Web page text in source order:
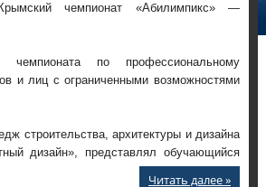
чемпионат «Абилимпикc» —
по профессиональному
и лиц с ограниченными возможностями
архитектуры и дизайна
дизайн», представлял обучающийся
Читать далее »